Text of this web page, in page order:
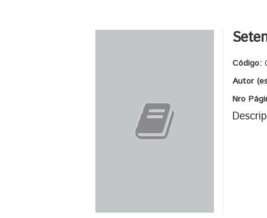
Código:
Autor
Nro